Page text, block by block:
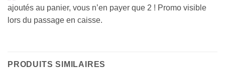
ajoutés au panier, vous n’en payer que 2 ! Promo visible
lors du passage en caisse.
PRODUITS SIMILAIRES